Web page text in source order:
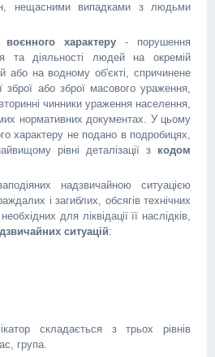
нещасними випадками з людьми
воєнного характеру - порушення
та діяльності людей на окремій
або на водному об'єкті, спричинене
зброї або зброї масового ураження,
чинники ураження населення,
нормативних документах. У цьому
характеру не подано в подробицях,
рівні деталізації зкодом
надзвичайною ситуацією
і загиблих, обсягів технічних
для ліквідації її наслідків,
ситуацій:
складається з трьох рівнів
група.